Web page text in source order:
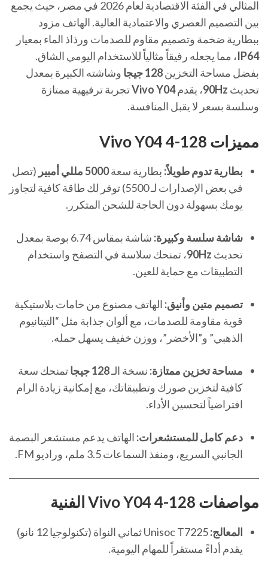
المثالي في الفئة الاقتصادية لعام 2026 في مصر، حيث يجمع
بين التصميم العصري والاعتمادية العالية. الهاتف مزود
ببطارية ضخمة وتصميم مقاوم للصدمات ورذاذ الماء بمعيار
IP64، مما يجعله رفيقاً مثالياً للاستخدام اليومي الشاق.
بفضل مساحة التخزين128 جيجا
وشاشته الكبيرة بمعدل
تحديث 90Hz، يقدمVivo Y04تجربة ترفيهية ممتازة
وسلسة بسعر لا يقبل المنافسة.
مميزات Vivo Y04 4-128
بطارية تدوم طويلاً: بطارية سعة5000 مللي أمبير
(تصل
في بعض الإصدارات لـ 5500) توفر لك طاقة كافية لتجاوز
يومك بسهولة دون الحاجة للشحن المتكرر.
شاشة سلسة وكبيرة:
شاشة بمقاس 6.74 بوصة بمعدل
تحديث 90Hz، تمنحك سلاسة في التصفح واستخدام
التطبيقات مع حماية للعين.
تصميم متين وأنيق: الهاتف مصنوع من خامات بلاستيكية
قوية مقاومة للصدمات، مع ألوان جذابة مثل “التيتانيوم
الذهبي” و”الأخضر”، ووزن خفيف يسهل حمله.
مساحة تخزين ممتازة: نسخة الـ128 جيجا
تمنحك سعة
كافية لتخزين صورك وتطبيقاتك، مع إمكانية زيادة الرام
افتراضياً لتحسين الأداء.
دعم كامل للمستشعرات: الهاتف يدعم مستشعر البصمة
الجانبي السريع، ومنفذ السماعات 3.5 ملم، وراديو FM.
مواصفات Vivo Y04 4-128 الفنية
المعالج:
Unisoc T7225 ثماني النواة (تكنولوجيا 12 نانو)
يقدم أداءً مستقراً للمهام اليومية.